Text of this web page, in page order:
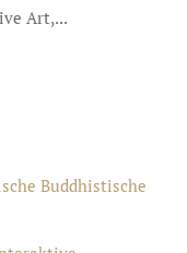
Art,...
Buddhistische